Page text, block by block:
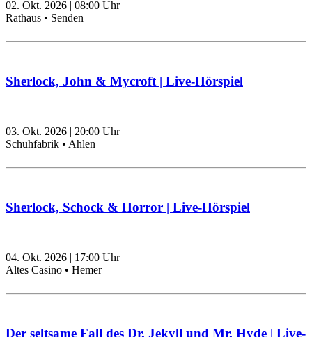
02. Okt. 2026 | 08:00 Uhr
Rathaus • Senden
Sherlock, John & Mycroft | Live-Hörspiel
03. Okt. 2026 | 20:00 Uhr
Schuhfabrik • Ahlen
Sherlock, Schock & Horror | Live-Hörspiel
04. Okt. 2026 | 17:00 Uhr
Altes Casino • Hemer
Der seltsame Fall des Dr. Jekyll und Mr. Hyde | Live-